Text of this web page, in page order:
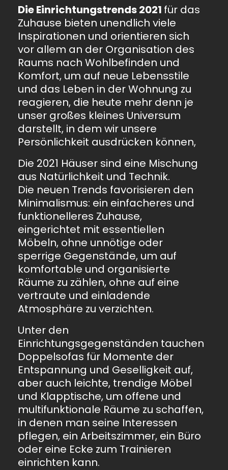
Die Einrichtungstrends 2021 für das
Zuhause bieten unendlich viele
Inspirationen und orientieren sich
vor allem an der Organisation des
Raums nach Wohlbefinden und
Komfort, um auf neue Lebensstile
und das Leben in der Wohnung zu
reagieren, die heute mehr denn je
unser großes kleines Universum
darstellt, in dem wir unsere
Persönlichkeit ausdrücken können,
Die 2021 Häuser sind eine Mischung
aus Natürlichkeit und Technik.
Die neuen Trends favorisieren den
Minimalismus: ein einfacheres und
funktionelleres Zuhause,
eingerichtet mit essentiellen
Möbeln, ohne unnötige oder
sperrige Gegenstände, um auf
komfortable und organisierte
Räume zu zählen, ohne auf eine
vertraute und einladende
Atmosphäre zu verzichten.
Unter den
Einrichtungsgegenständen tauchen
Doppelsofas für Momente der
Entspannung und Geselligkeit auf,
aber auch leichte, trendige Möbel
und Klapptische, um offene und
multifunktionale Räume zu schaffen,
in denen man seine Interessen
pflegen, ein Arbeitszimmer, ein Büro
oder eine Ecke zum Trainieren
einrichten kann.